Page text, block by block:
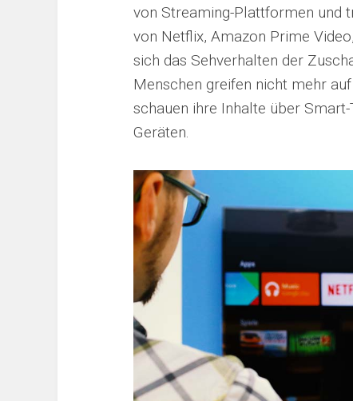
von Streaming-Plattformen und
von Netflix, Amazon Prime
sich das Sehverhalten der
Menschen greifen nicht mehr
schauen ihre Inhalte über
Geräten.